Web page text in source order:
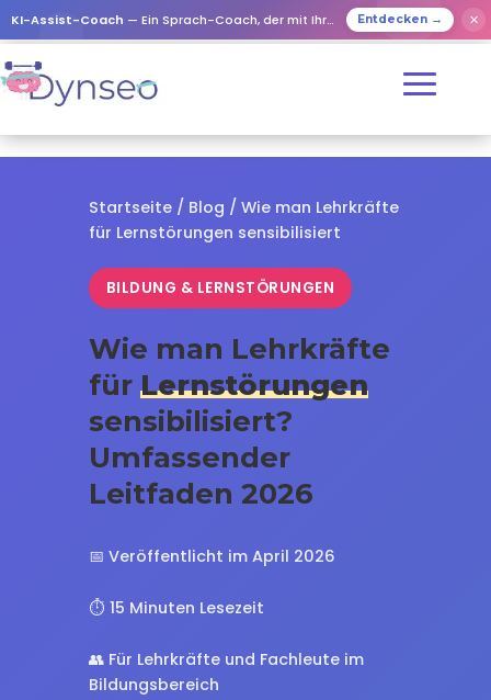
KI-Assist-Coach — Ein Sprach-Coach, der mit Ihren Lieben spielt Entdecken → ✕
Startseite/ Blog / Wie man Lehrkräfte
für Lernstörungen sensibilisiert
BILDUNG & LERNSTÖRUNGEN
Wie man Lehrkräfte
für Lernstörungen
sensibilisiert?
Umfassender
Leitfaden 2026
📅 Veröffentlicht im April 2026
⏱️ 15 Minuten Lesezeit
👥 Für Lehrkräfte und Fachleute im
Bildungsbereich